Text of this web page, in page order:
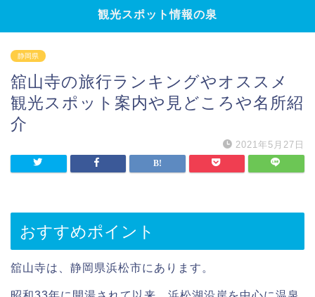
観光スポット情報の泉
静岡県
舘山寺の旅行ランキングやオススメ
観光スポット案内や見どころや名所紹
介
2021年5月27日
おすすめポイント
舘山寺は、静岡県浜松市にあります。